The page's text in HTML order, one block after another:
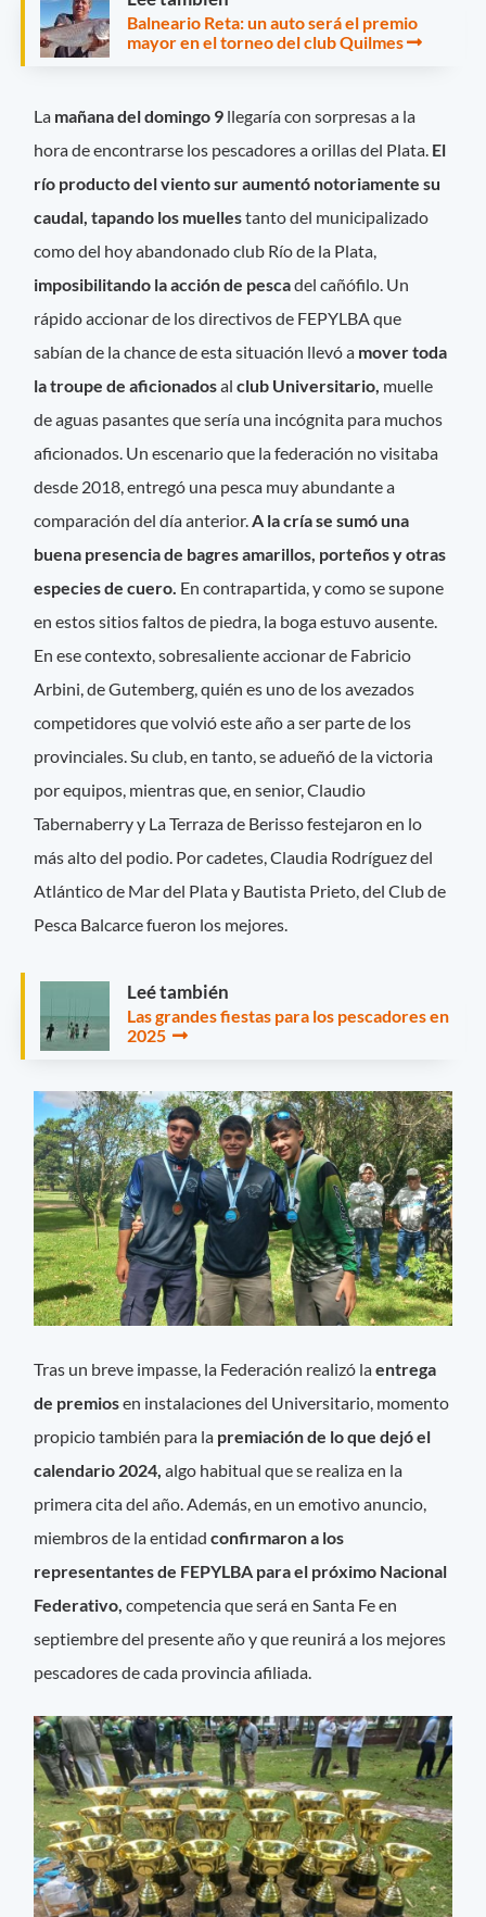
Balneario Reta: un auto será el premio
mayor en el torneo del club Quilmes
La mañana del domingo 9 llegaría con sorpresas a la
hora de encontrarse los pescadores a orillas del Plata. El
río producto del viento sur aumentó notoriamente su
caudal, tapando los muellestanto del municipalizado
como del hoy abandonado club Río de la Plata,
imposibilitando la acción de pescadel cañófilo. Un
rápido accionar de los directivos de FEPYLBA que
sabían de la chance de esta situación llevó a mover toda
la troupe de aficionadosalclub Universitario, muelle
de aguas pasantes que sería una incógnita para muchos
aficionados. Un escenario que la federación no visitaba
desde 2018, entregó una pesca muy abundante a
comparación del día anterior. A la cría se sumó una
buena presencia de bagres amarillos, porteños y otras
especies de cuero. En contrapartida, y como se supone
en estos sitios faltos de piedra, la boga estuvo ausente.
En ese contexto, sobresaliente accionar de Fabricio
Arbini, de Gutemberg, quién es uno de los avezados
competidores que volvió este año a ser parte de los
provinciales. Su club, en tanto, se adueñó de la victoria
por equipos, mientras que, en senior, Claudio
Tabernaberry y La Terraza de Berisso festejaron en lo
más alto del podio. Por cadetes, Claudia Rodríguez del
Atlántico de Mar del Plata y Bautista Prieto, del Club de
Pesca Balcarce fueron los mejores.
Leé también
Las grandes fiestas para los pescadores en
2025
Tras un breve impasse, la Federación realizó laentrega
de premiosen instalaciones del Universitario, momento
propicio también para la premiación de lo que dejó el
calendario 2024,algo habitual que se realiza en la
primera cita del año. Además, en un emotivo anuncio,
miembros de la entidadconfirmaron a los
representantes de FEPYLBA para el próximo Nacional
Federativo,competencia que será en Santa Fe en
septiembre del presente año y que reunirá a los mejores
pescadores de cada provincia afiliada.